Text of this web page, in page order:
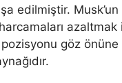
edilmiştir. Musk’un
azaltmak
göz önüne